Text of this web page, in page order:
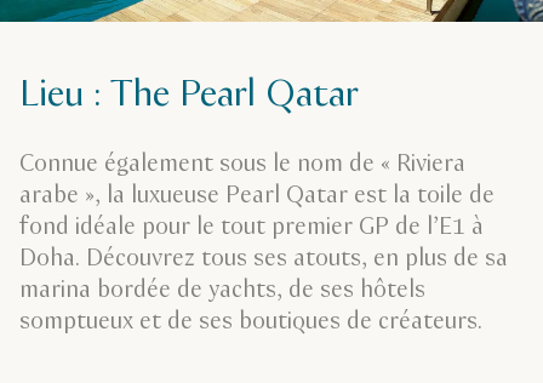
Lieu : The Pearl Qatar
Connue également sous le nom de « Riviera
arabe », la luxueuse Pearl Qatar est la toile de
fond idéale pour le tout premier GP de l’E1 à
Doha. Découvrez tous ses atouts, en plus de sa
marina bordée de yachts, de ses hôtels
somptueux et de ses boutiques de créateurs.